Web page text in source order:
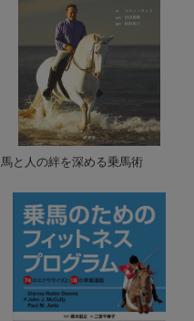
馬と人の絆を深める乗馬術